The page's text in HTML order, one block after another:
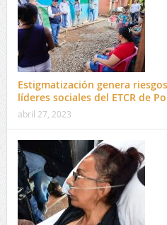
Estigmatización genera
líderes sociales del ETCR de
abril 27, 2023